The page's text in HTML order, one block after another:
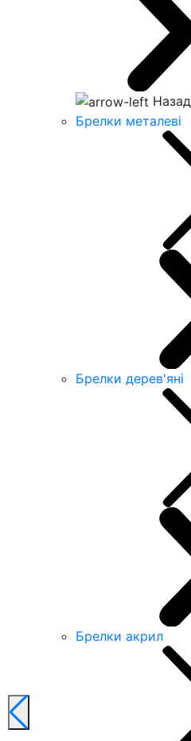
Назад
Брелки металеві
Брелки дерев'яні
Брелки акрил